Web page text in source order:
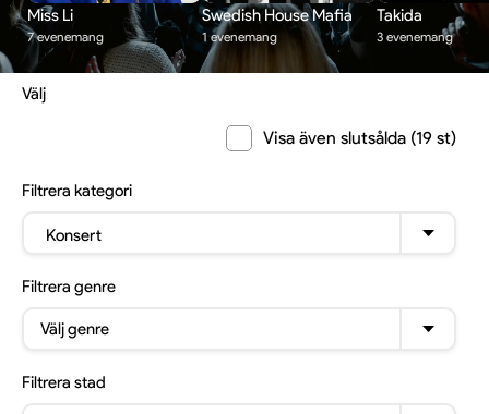
Miss Li
7 evenemang
Swedish House Mafia
1 evenemang
Takida
3 evenemang
Välj
Visa även slutsålda (19 st)
Filtrera kategori
Konsert
Filtrera genre
Välj genre
Filtrera stad